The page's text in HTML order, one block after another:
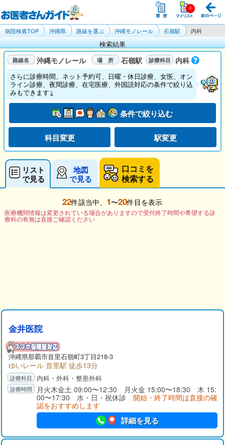
病院検索TOP 沖縄県 路線を選ぶ 沖縄モノレール 石嶺駅 内科
検索結果
沖縄モノレール 石嶺駅 内科
さらに診療時間、ネット予約可、日曜・休日診療、女医、オン
ライン診療、夜間診療、在宅医療、外国語対応の条件で絞り込
みもできます↓
条件で絞り込む
科目変更 駅変更
リスト
で見る
地図
で見る
口コミを
検索する
22件該当中、 1〜20件目を表示
医療機関情報は変更されている場合がありますので受付終了時間や希望する診
療科の有無は直接ご確認ください
金井医院
沖縄県那覇市首里石嶺町3丁目218-3
ゆいレール 首里駅 徒歩13分
内科・外科・整形外科
月火木金土 09:00〜12:30 月火金 15:00〜18:30 木 15:
00〜17:30 水・日・祝休診 開始・終了時間は直接の確
認をおすすめします
詳細を見る